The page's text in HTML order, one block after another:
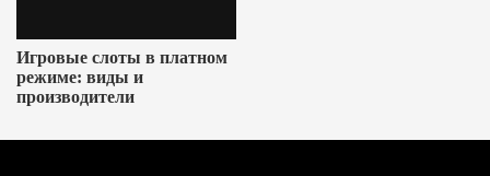
Игровые слоты в платном
режиме: виды и
производители